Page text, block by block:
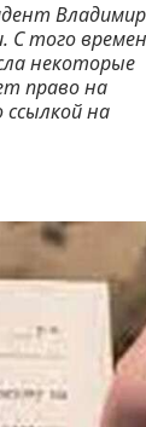
Владимир
С того
некоторые
право на
ссылкой на